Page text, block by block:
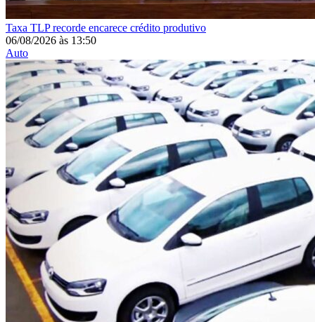
Taxa TLP recorde encarece crédito produtivo
06/08/2026 às 13:50
Auto